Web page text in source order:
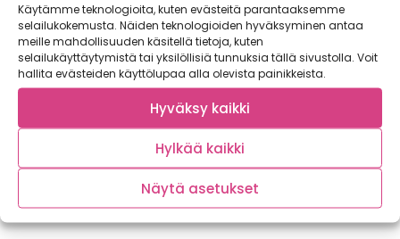
Käytämme teknologioita, kuten evästeitä parantaaksemme
selailukokemusta. Näiden teknologioiden hyväksyminen antaa
meille mahdollisuuden käsitellä tietoja, kuten
selailukäyttäytymistä tai yksilöllisiä tunnuksia tällä sivustolla. Voit
hallita evästeiden käyttölupaa alla olevista painikkeista.
Hyväksy kaikki
Hylkää kaikki
Näytä asetukset
Marinoi makua ja mehevyyttä kesän
herkkuvartaisiin
Tänä kesänä otetaan haltuun marinoinnin salat ja grillataan
entistäkin maukkaampia herkkuja. Grillasit sitten...